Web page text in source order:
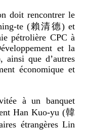
doit rencontrer le
te (賴清德) et
pétrolière CPC à
et la
ainsi que d’autres
économique et
à un banquet
Han Kuo-yu (韓
étrangères Lin